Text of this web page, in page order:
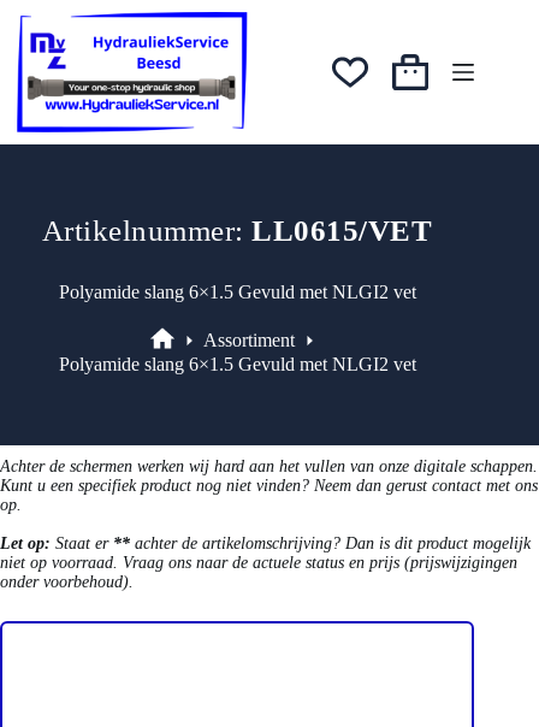
naar
inhoud
Winkelwagen
Artikelnummer:LL0615/VET
Polyamide slang 6×1.5 Gevuld met NLGI2 vet
Assortiment
Assortiment
Polyamide slang 6×1.5 Gevuld met NLGI2 vet
Achter de schermen werken wij hard aan het vullen van onze digitale schappen.
Kunt u een specifiek product nog niet vinden? Neem dan gerust contact met ons
op.
Let op: Staat er ** achter de artikelomschrijving? Dan is dit product mogelijk
niet op voorraad. Vraag ons naar de actuele status en prijs (prijswijzigingen
onder voorbehoud).